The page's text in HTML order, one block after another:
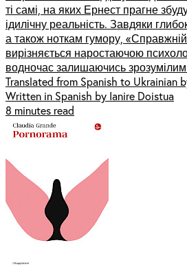
ті самі, на яких Ернест прагне
ідилічну реальність. Завдяки
а також ноткам гумору,
вирізняється наростаючою
водночас залишаючись
Translated from Spanish to Ukrainian
Written in Spanish by Ianire Doistua
8 minutes read